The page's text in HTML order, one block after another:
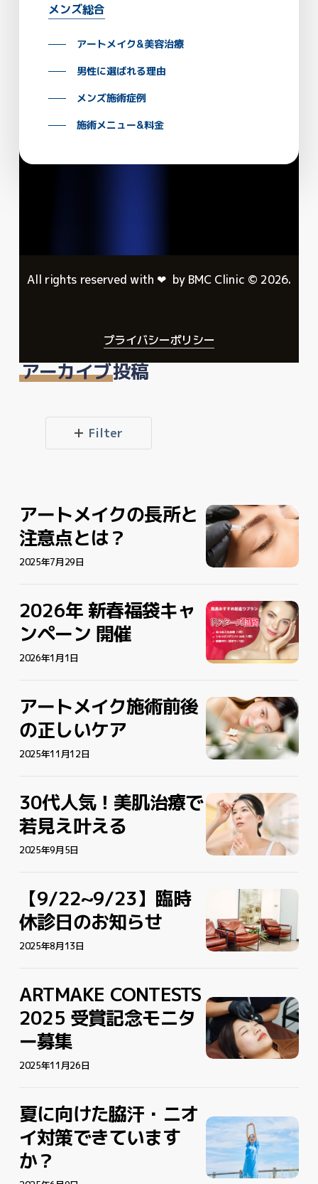
メンズ総合
アートメイク&美容治療
男性に選ばれる理由
メンズ施術症例
施術メニュー&料金
All rights reserved with ❤︎ by BMC Clinic © 2026.
プライバシーポリシー
アーカイブ投稿
Filter
ア
ー
ト
メ
ク
の
長
所
と
意
点
と
は？
ア
ー
ト
メ
の
長
と
意
点
と
は？
アートメイクの長所と
注意点とは？
2025年7月29日
2026
年
新
春
袋
キ
ャ
ン
ペ
ン
開
催
2026
年
新
春
キ
ャ
ペ
ン
開
催
2026年 新春福袋キャ
ンペーン 開催
2026年1月1日
ア
ー
ト
メ
ク
施
術
前
後
い
ケ
ア
ー
ト
メ
施
術
前
後
い
ケ
アートメイク施術前後
の正しいケア
2025年11月12日
30
代
人
気！
療
で
若
叶
え
る
30
代
人
気！
療
で
若
え
叶
え
る
30代人気！美肌治療で
若見え叶える
2025年9月5日
【9/22~9/23】
時
休
の
お
知
ら
【9/22~9/23】
臨
時
休
の
お
ら
せ
【9/22~9/23】臨時
休診日のお知らせ
2025年8月13日
ARTMAKE
CONTESTS
2025
受
モ
ニ
タ
ー
ARTMAKE
CONTESTS
2025
受
賞
モ
ニ
タ
ー
募
ARTMAKE CONTESTS
2025 受賞記念モニタ
ー募集
2025年11月26日
夏
に
向
け
夏
に
向
け
た
夏に向けた脇汗・ニオ
イ対策できています
か？